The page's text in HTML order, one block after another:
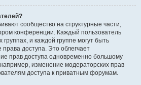
сообщество на структурные части,
конференции. Каждый пользователь
группах, и каждой группе могут быть
доступа. Это облегчает
прав доступа одновременно большому
изменение модераторских прав
доступа к приватным форумам.